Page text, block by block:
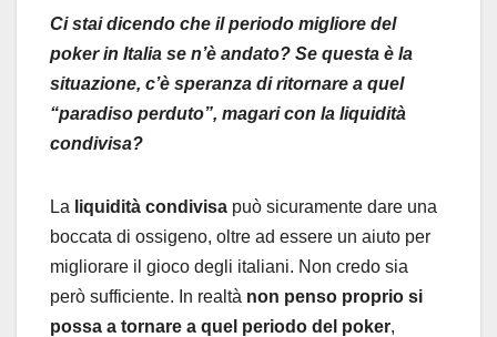
Ci stai dicendo che il periodo migliore del
poker in Italia se n’è andato? Se questa è la
situazione, c’è speranza di ritornare a quel
“paradiso perduto”, magari con la liquidità
condivisa?
La liquidità condivisa può sicuramente dare una
boccata di ossigeno, oltre ad essere un aiuto per
migliorare il gioco degli italiani. Non credo sia
però sufficiente. In realtà non penso proprio si
possa a tornare a quel periodo del poker,